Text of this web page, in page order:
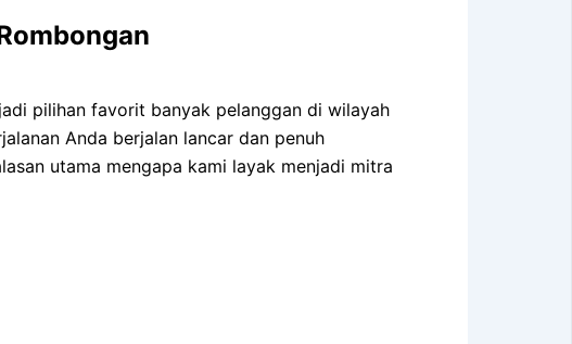
pilihan favorit banyak pelanggan di wilayah
Anda berjalan lancar dan penuh
utama mengapa kami layak menjadi mitra